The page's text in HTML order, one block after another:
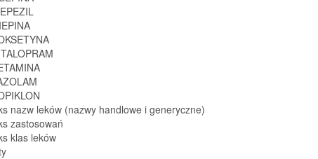
nazw leków (nazwy handlowe i generyczne)
zastosowań
klas leków